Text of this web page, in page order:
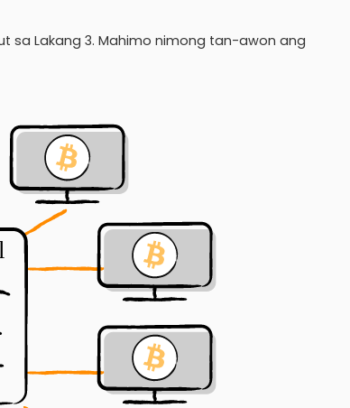
sa Lakang 3. Mahimo nimong tan-awon ang